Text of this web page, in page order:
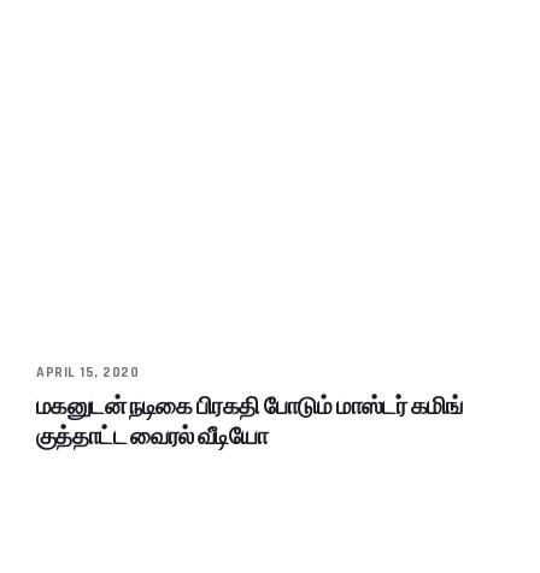
APRIL 15, 2020
மகனுடன் நடிகை பிரகதி போடும் மாஸ்டர் கமிங்
குத்தாட்ட வைரல் வீடியோ